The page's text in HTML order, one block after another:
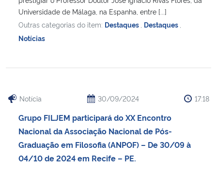
Universidade de Málaga, na Espanha, entre [...]
Outras categorias do item: Destaques Destaques
Notícias
Notícia 30/09/2024 17:18
Grupo FILJEM participará do XX Encontro
Nacional da Associação Nacional de Pós-
Graduação em Filosofia (ANPOF) – De 30/09 à
04/10 de 2024 em Recife – PE.